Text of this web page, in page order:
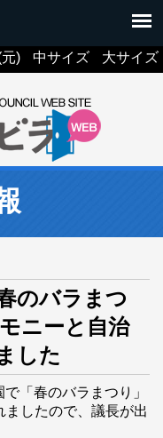
) 中サイズ 大サイズ
のバラまつ
ニーと自治
した
「春のバラまつり」
したので、議長が出